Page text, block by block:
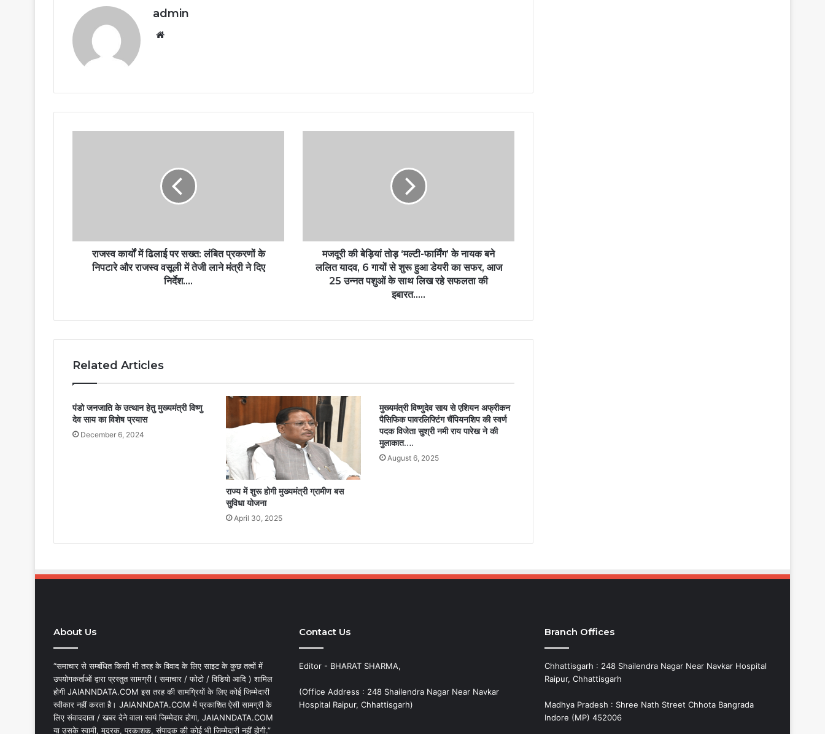
admin
राजस्व कार्यों में ढिलाई पर सख्त: लंबित प्रकरणों के
निपटारे और राजस्व वसूली में तेजी लाने मंत्री ने दिए
निर्देश….
मजदूरी की बेड़ियां तोड़ ‘मल्टी-फार्मिंग’ के नायक बने
ललित यादव, 6 गायों से शुरू हुआ डेयरी का सफर, आज
25 उन्नत पशुओं के साथ लिख रहे सफलता की
इबारत…..
Related Articles
पंडो जनजाति के उत्थान हेतु मुख्यमंत्री विष्णु
देव साय का विशेष प्रयास
December 6, 2024
राज्य में शुरू होगी मुख्यमंत्री ग्रामीण बस
सुविधा योजना
April 30, 2025
मुख्यमंत्री विष्णुदेव साय से एशियन अफ्रीकन
पैसिफिक पावरलिफ्टिंग चैंपियनशिप की स्वर्ण
पदक विजेता सुश्री नमी राय पारेख ने की
मुलाकात….
August 6, 2025
About Us
“समाचार से सम्बंधित किसी भी तरह के विवाद के लिए साइट के कुछ तत्वों में
उपयोगकर्ताओं द्वारा प्रस्तुत सामग्री ( समाचार / फोटो / विडियो आदि ) शामिल
होगी JAIANNDATA.COM इस तरह की सामग्रियों के लिए कोई जिम्मेदारी
स्वीकार नहीं करता है। JAIANNDATA.COM में प्रकाशित ऐसी सामग्री के
लिए संवाददाता / खबर देने वाला स्वयं जिम्मेदार होगा, JAIANNDATA.COM
या उसके स्वामी, मुद्रक, प्रकाशक, संपादक की कोई भी जिम्मेदारी नहीं होगी.”
Contact Us
Editor - BHARAT SHARMA,
(Office Address : 248 Shailendra Nagar Near Navkar
Hospital Raipur, Chhattisgarh)
Branch Offices
Chhattisgarh : 248 Shailendra Nagar Near Navkar Hospital
Raipur, Chhattisgarh
Madhya Pradesh : Shree Nath Street Chhota Bangrada
Indore (MP) 452006